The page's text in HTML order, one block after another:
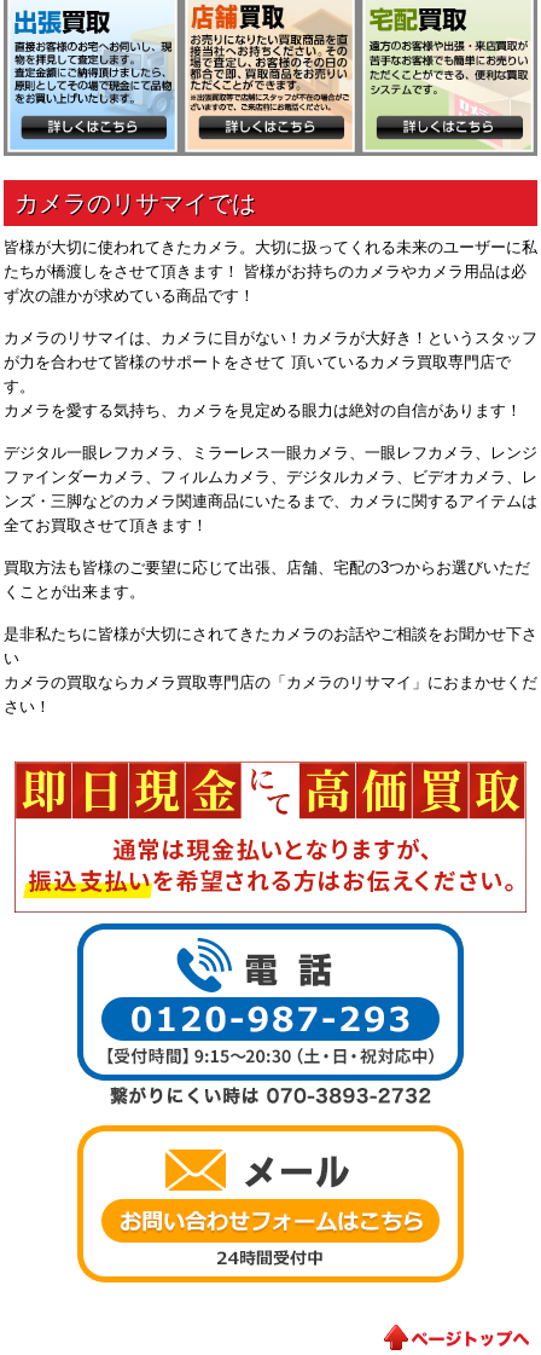
皆様が大切に使われてきたカメラ。大切に扱ってくれる未来のユーザーに私
たちが橋渡しをさせて頂きます！ 皆様がお持ちのカメラやカメラ用品は必
ず次の誰かが求めている商品です！
カメラのリサマイは、カメラに目がない！カメラが大好き！というスタッフ
が力を合わせて皆様のサポートをさせて 頂いているカメラ買取専門店で
す。
カメラを愛する気持ち、カメラを見定める眼力は絶対の自信があります！
デジタル一眼レフカメラ、ミラーレス一眼カメラ、一眼レフカメラ、レンジ
ファインダーカメラ、フィルムカメラ、デジタルカメラ、ビデオカメラ、レ
ンズ・三脚などのカメラ関連商品にいたるまで、カメラに関するアイテムは
全てお買取させて頂きます！
買取方法も皆様のご要望に応じて出張、店舗、宅配の3つからお選びいただ
くことが出来ます。
是非私たちに皆様が大切にされてきたカメラのお話やご相談をお聞かせ下さ
い
カメラの買取ならカメラ買取専門店の「カメラのリサマイ」におまかせくだ
さい！